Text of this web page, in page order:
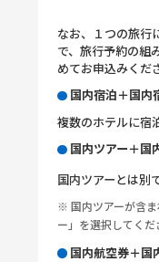
なお、１つの旅行
で、旅行予約の組
めてお申込みくだ
国内宿泊＋国内
複数のホテルに宿
国内ツアー＋国
国内ツアーとは別
※ 国内ツアーが含ま
ー」を選択してくだ
国内航空券＋国